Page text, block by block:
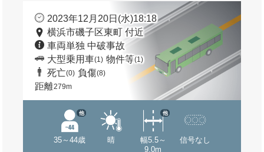
2023年12月20日(水)18:18
横浜市磯子区東町 付近
車両単独 中破事故
大型乗用車(1) 物件等(1)
死亡(0) 負傷(8)
距離279m
35～44歳
他
晴
幅5.5～
9.0m
他
信号なし